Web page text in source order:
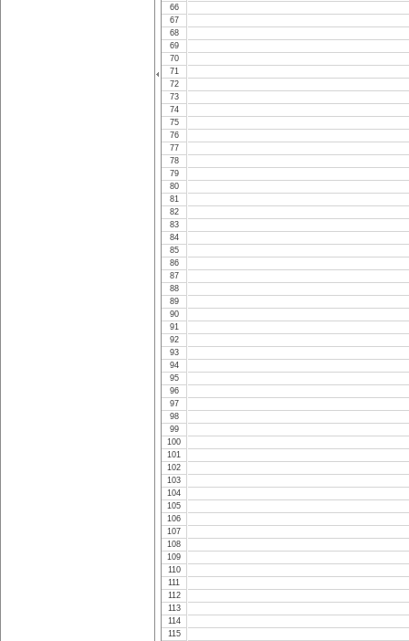
66
67
68
69
70
71
72
73
74
75
76
77
78
79
80
81
82
83
84
85
86
87
88
89
90
91
92
93
94
95
96
97
98
99
100
101
102
103
104
105
106
107
108
109
110
111
112
113
114
115